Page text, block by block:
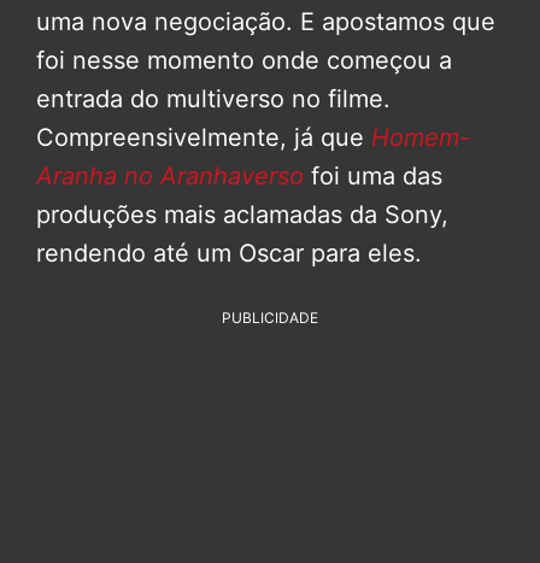
uma nova negociação. E apostamos que
foi nesse momento onde começou a
entrada do multiverso no filme.
Compreensivelmente, já que Homem-
Aranha no Aranhaverso foi uma das
produções mais aclamadas da Sony,
rendendo até um Oscar para eles.
PUBLICIDADE